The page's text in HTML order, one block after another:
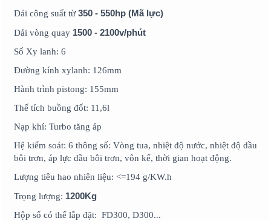
Dải công suất từ350 - 550hp (Mã lực)
Dải vòng quay 1500 - 2100v/phút
Số Xy lanh: 6
Đường kính xylanh: 126mm
Hành trình pistong: 155mm
Thể tích buồng đốt: 11,6l
Nạp khí: Turbo tăng áp
Hệ kiểm soát: 6 thông số: Vòng tua, nhiệt độ nước, nhiệt độ dầu
bôi trơn, áp lực dầu bôi trơn, vôn kế, thời gian hoạt động.
Lượng tiêu hao nhiên liệu: <=194 g/KW.h
Trọng lượng: 1200Kg
Hộp số có thể lắp đặt: FD300, D300...